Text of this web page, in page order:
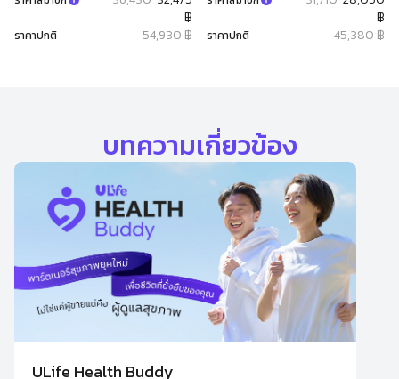
฿
ราคาปกติ 54,930 ฿
฿
ราคาปกติ 45,380 ฿
บทความเกี่ยวข้อง
ULife Health Buddy